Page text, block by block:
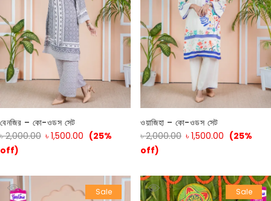
বেনজির – কো-ওডস সেট
৳2,000.00 ৳ 1,500.00 (25%
off)
ওয়াজিহা – কো-ওডস সেট
৳2,000.00 ৳ 1,500.00 (25%
off)
Sale Sale